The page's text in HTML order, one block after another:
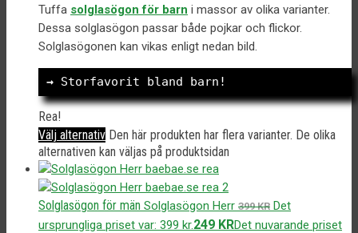
Tuffa solglasögon för barn i massor av olika varianter.
Dessa solglasögon passar både pojkar och flickor.
Solglasögonen kan vikas enligt nedan bild.
→ Storfavorit bland barn!
Rea!
Välj alternativ Den här produkten har flera varianter. De olika
alternativen kan väljas på produktsidan
Solglasögon för män Solglasögon Herr 399KR Det
ursprungliga priset var: 399 kr.249 KRDet nuvarande priset